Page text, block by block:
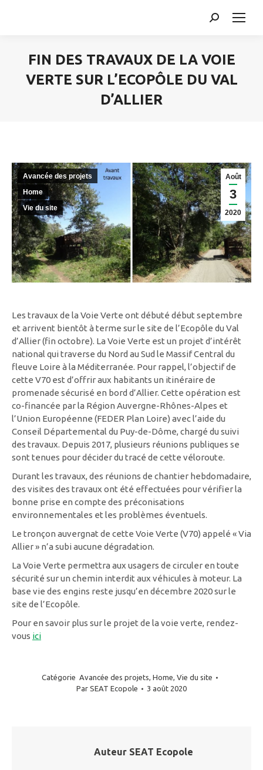
Search:
FIN DES TRAVAUX DE LA VOIE
VERTE SUR L’ECOPÔLE DU VAL
D’ALLIER
Août
3
2020
Avancée des projets
Home
Vie du site
Les travaux de la Voie Verte ont débuté début septembre
et arrivent bientôt à terme sur le site de l’Ecopôle du Val
d’Allier (fin octobre). La Voie Verte est un projet d’intérêt
national qui traverse du Nord au Sud le Massif Central du
fleuve Loire à la Méditerranée. Pour rappel, l’objectif de
cette V70 est d’offrir aux habitants un itinéraire de
promenade sécurisé en bord d’Allier. Cette opération est
co-financée par la Région Auvergne-Rhônes-Alpes et
l’Union Européenne (FEDER Plan Loire) avec l’aide du
Conseil Départemental du Puy-de-Dôme, chargé du suivi
des travaux. Depuis 2017, plusieurs réunions publiques se
sont tenues pour décider du tracé de cette véloroute.
Durant les travaux, des réunions de chantier hebdomadaire,
des visites des travaux ont été effectuées pour vérifier la
bonne prise en compte des préconisations
environnementales et les problèmes éventuels.
Le tronçon auvergnat de cette Voie Verte (V70) appelé « Via
Allier » n’a subi aucune dégradation.
La Voie Verte permettra aux usagers de circuler en toute
sécurité sur un chemin interdit aux véhicules à moteur. La
base vie des engins reste jusqu’en décembre 2020 sur le
site de l’Ecopôle.
Pour en savoir plus sur le projet de la voie verte, rendez-
vous ici
Catégorie Avancée des projets, Home, Vie du site
Par SEAT Ecopole 3 août 2020
Auteur SEAT Ecopole